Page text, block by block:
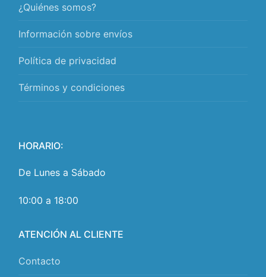
¿Quiénes somos?
Información sobre envíos
Política de privacidad
Términos y condiciones
HORARIO:
De Lunes a Sábado
10:00 a 18:00
ATENCIÓN AL CLIENTE
Contacto